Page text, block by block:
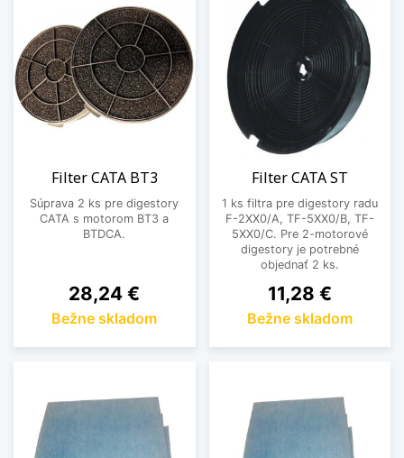
Filter CATA BT3
Súprava 2 ks pre digestory
CATA s motorom BT3 a
BTDCA.
Cena
28,24 €
Bežne skladom
Filter CATA ST
1 ks filtra pre digestory radu
F-2XX0/A, TF-5XX0/B, TF-
5XX0/C. Pre 2-motorové
digestory je potrebné
objednať 2 ks.
Cena
11,28 €
Bežne skladom